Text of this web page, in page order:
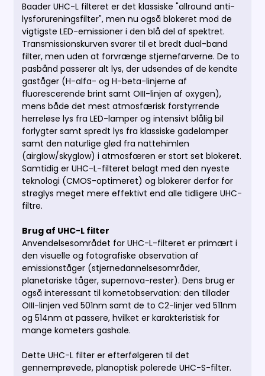
Baader UHC-L filteret er det klassiske "allround anti-
lysforureningsfilter", men nu også blokeret mod de
vigtigste LED-emissioner i den blå del af spektret.
Transmissionskurven svarer til et bredt dual-band
filter, men uden at forvrænge stjernefarverne. De to
pasbånd passerer alt lys, der udsendes af de kendte
gaståger (H-alfa- og H-beta-linjerne af
fluorescerende brint samt OIII-linjen af ​​oxygen),
mens både det mest atmosfærisk forstyrrende
herreløse lys fra LED-lamper og intensivt blålig bil
forlygter samt spredt lys fra klassiske gadelamper
samt den naturlige glød fra nattehimlen
(airglow/skyglow) i atmosfæren er stort set blokeret.
Samtidig er UHC-L-filteret belagt med den nyeste
teknologi (CMOS-optimeret) og blokerer derfor for
strøglys meget mere effektivt end alle tidligere UHC-
filtre.
Brug af UHC-L filter
Anvendelsesområdet for UHC-L-filteret er primært i
den visuelle og fotografiske observation af
emissionståger (stjernedannelsesområder,
planetariske tåger, supernova-rester). Dens brug er
også interessant til kometobservation: den tillader
OIII-linjen ved 501nm samt de to C2-linjer ved 511nm
og 514nm at passere, hvilket er karakteristisk for
mange kometers gashale.
Dette UHC-L filter er efterfølgeren til det
gennemprøvede, planoptisk polerede UHC-S-filter.